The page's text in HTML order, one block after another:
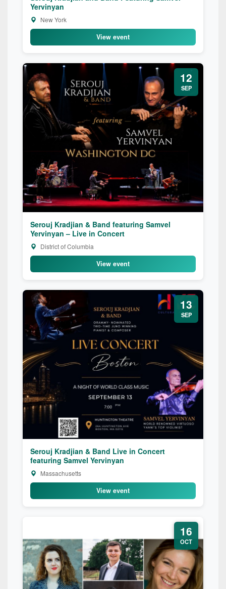
Yervinyan
New York
View event
12
SEP
Serouj Kradjian & Band featuring Samvel
Yervinyan – Live in Concert
District of Columbia
View event
13
SEP
Serouj Kradjian & Band Live in Concert
featuring Samvel Yervinyan
Massachusetts
View event
16
OCT